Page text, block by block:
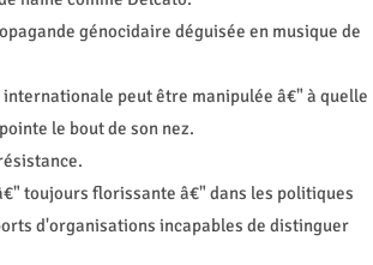
génocidaire déguisée en musique de
peut être manipulée â€" à quelle
le bout de son nez.
toujours florissante â€" dans les politiques
d'organisations incapables de distinguer